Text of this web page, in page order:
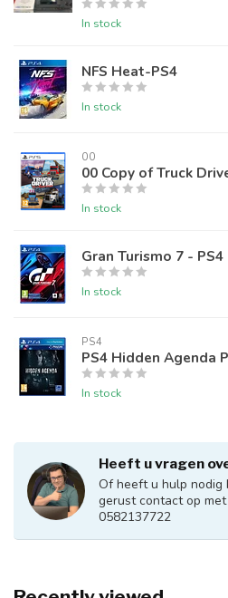
In stock
NFS Heat-PS4
In stock
00
00 Copy of Truck
In stock
Gran Turismo 7 - PS4
In stock
PS4
PS4 Hidden Agenda
In stock
Heeft u vragen
Of heeft u hulp nodig
gerust contact op
0582137722